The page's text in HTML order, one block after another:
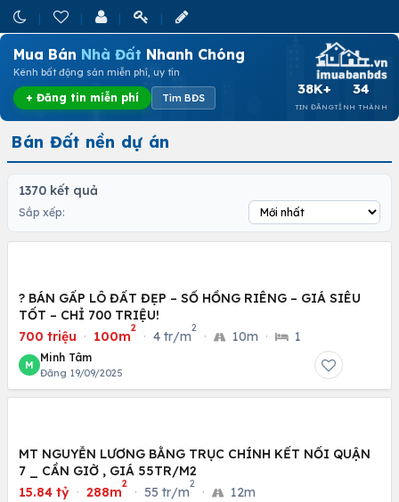
Mua Bán Nhà Đất Nhanh Chóng
Kênh bất động sản miễn phí, uy tín
+ Đăng tin miễn phí Tìm BĐS
38K+
TIN ĐĂNG
34
TỈNH THÀNH
Bán Đất nền dự án
1370 kết quả
Sắp xếp:
? BÁN GẤP LÔ ĐẤT ĐẸP – SỔ HỒNG RIÊNG – GIÁ SIÊU
TỐT – CHỈ 700 TRIỆU!
700 triệu · 100m
2
· 4 tr/m
2
· 10m · 1
M
Minh Tâm
Đăng 19/09/2025
MT NGUYỄN LƯƠNG BẰNG TRỤC CHÍNH KẾT NỐI QUẬN
7 _ CẦN GIỜ , GIÁ 55TR/M2
15.84 tỷ · 288m
2
· 55 tr/m
2
· 12m